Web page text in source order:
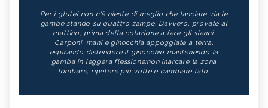
Per i glutei non c'è niente di meglio che lanciare via le
gambe stando su quattro zampe. Davvero, provate al
mattino, prima della colazione a fare gli slanci.
Carponi, mani e ginocchia appoggiate a terra,
espirando distendere il ginocchio mantenendo la
gamba in leggera flessione;non inarcare la zona
lombare, ripetere più volte e cambiare lato.